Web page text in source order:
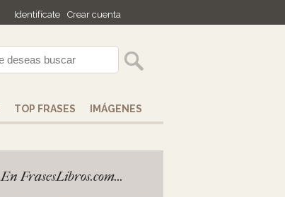
Identifícate Crear cuenta
TOP FRASES IMÁGENES
En FrasesLibros.com...